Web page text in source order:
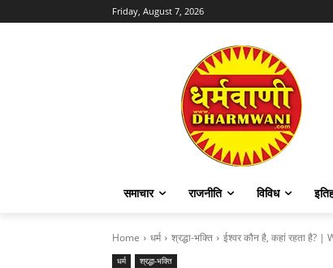
Friday, August 7, 2026
समाचार राजनीति विविध
Home धर्म श्रद्धा-भक्ति ईश्वर कौन है, कहां रहता है? |
धर्म श्रद्धा-भक्ति